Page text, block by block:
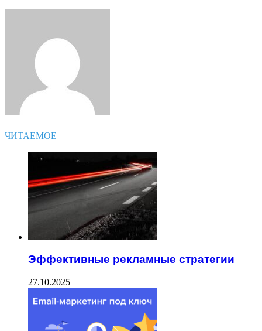
ЧИТАЕМОЕ
Эффективные рекламные стратегии
27.10.2025